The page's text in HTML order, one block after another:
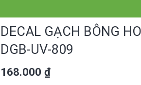
DECAL GẠCH BÔNG
DGB-UV-809
168.000₫